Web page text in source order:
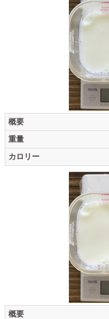
概要
重量
カロリー
概要